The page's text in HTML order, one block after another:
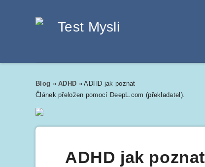
Blog »ADHD »ADHD jak poznat
Článek přeložen pomocí DeepL.com (překladatel).
ADHD jak poznat